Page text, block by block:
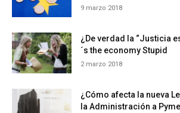
9 marzo 2018
¿De verdad la “Justicia
´s the economy Stupid
2 marzo 2018
¿Cómo afecta la nueva
la Administración a